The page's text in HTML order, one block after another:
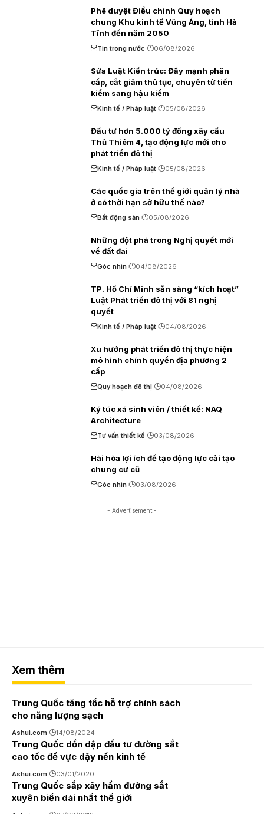
Phê duyệt Điều chỉnh Quy hoạch
chung Khu kinh tế Vũng Áng, tỉnh Hà
Tĩnh đến năm 2050
Tin trong nước 06/08/2026
Sửa Luật Kiến trúc: Đẩy mạnh phân
cấp, cắt giảm thủ tục, chuyển từ tiền
kiểm sang hậu kiểm
Kinh tế / Pháp luật 05/08/2026
Đầu tư hơn 5.000 tỷ đồng xây cầu
Thủ Thiêm 4, tạo động lực mới cho
phát triển đô thị
Kinh tế / Pháp luật 05/08/2026
Các quốc gia trên thế giới quản lý nhà
ở có thời hạn sở hữu thế nào?
Bất động sản 05/08/2026
Những đột phá trong Nghị quyết mới
về đất đai
Góc nhìn 04/08/2026
TP. Hồ Chí Minh sẵn sàng “kích hoạt”
Luật Phát triển đô thị với 81 nghị
quyết
Kinh tế / Pháp luật 04/08/2026
Xu hướng phát triển đô thị thực hiện
mô hình chính quyền địa phương 2
cấp
Quy hoạch đô thị 04/08/2026
Ký túc xá sinh viên / thiết kế: NAQ
Architecture
Tư vấn thiết kế 03/08/2026
Hài hòa lợi ích để tạo động lực cải tạo
chung cư cũ
Góc nhìn 03/08/2026
- Advertisement -
Xem thêm
Trung Quốc tăng tốc hỗ trợ chính sách
cho năng lượng sạch
Ashui.com 14/08/2024
Trung Quốc dồn dập đầu tư đường sắt
cao tốc để vực dậy nền kinh tế
Ashui.com 03/01/2020
Trung Quốc sắp xây hầm đường sắt
xuyên biển dài nhất thế giới